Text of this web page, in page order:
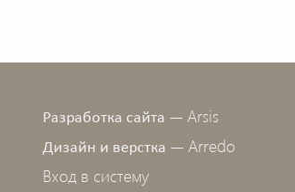
Разработка сайта — Arsis
Дизайн и верстка — Arredo
Вход в систему